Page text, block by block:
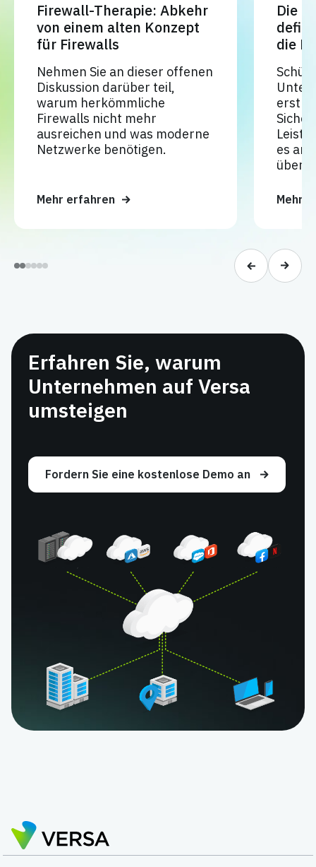
Firewall-Therapie: Abkehr
von einem alten Konzept
für Firewalls
Nehmen Sie an dieser offenen
Diskussion darüber teil,
warum herkömmliche
Firewalls nicht mehr
ausreichen und was moderne
Netzwerke benötigen.
Mehr erfahren
Die
die
es
Mehr
Erfahren Sie, warum
Unternehmen auf Versa
umsteigen
Fordern Sie eine kostenlose Demo an